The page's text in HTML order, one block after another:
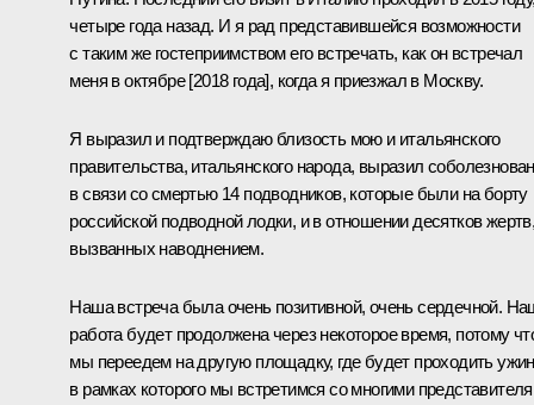
четыре года назад. И я рад представившейся возможности
с таким же гостеприимством его встречать, как он встречал
меня в октябре [2018 года], когда я приезжал в Москву.
Я выразил и подтверждаю близость мою и итальянского
правительства, итальянского народа, выразил
в связи со смертью 14 подводников, которые были на борту
российской подводной лодки, и в отношении десятков
вызванных наводнением.
Наша встреча была очень позитивной, очень сердечной.
работа будет продолжена через некоторое время, потому
мы переедем на другую площадку, где будет проходить
в рамках которого мы встретимся со многими